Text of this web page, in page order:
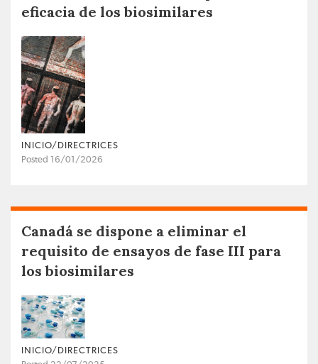
eficacia de los biosimilares
INICIO/DIRECTRICES
Posted 16/01/2026
Canadá se dispone a eliminar el
requisito de ensayos de fase III para
los biosimilares
INICIO/DIRECTRICES